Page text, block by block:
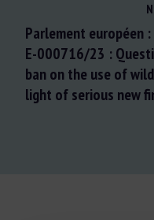
Parlement européen
E-000716/23 :
ban on the use of
light of serious new